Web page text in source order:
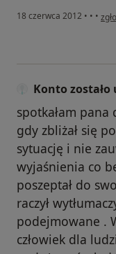
18 czerwca 2012 • • • w
Konto
spotkałam
gdy zbliżał się
sytuację i nie
wyjaśnienia co
poszeptał do
raczył
podejmowane .
człowiek dla